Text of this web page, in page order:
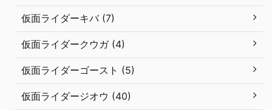
仮面ライダーキバ (7)
仮面ライダークウガ (4)
仮面ライダーゴースト (5)
仮面ライダージオウ (40)